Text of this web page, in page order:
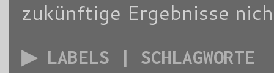
zukünftige Ergebnisse
▶ LABELS | SCHLAGWORTE